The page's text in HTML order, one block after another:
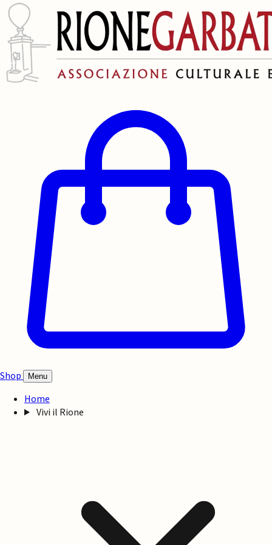
Shop Menu
Home
Vivi il Rione